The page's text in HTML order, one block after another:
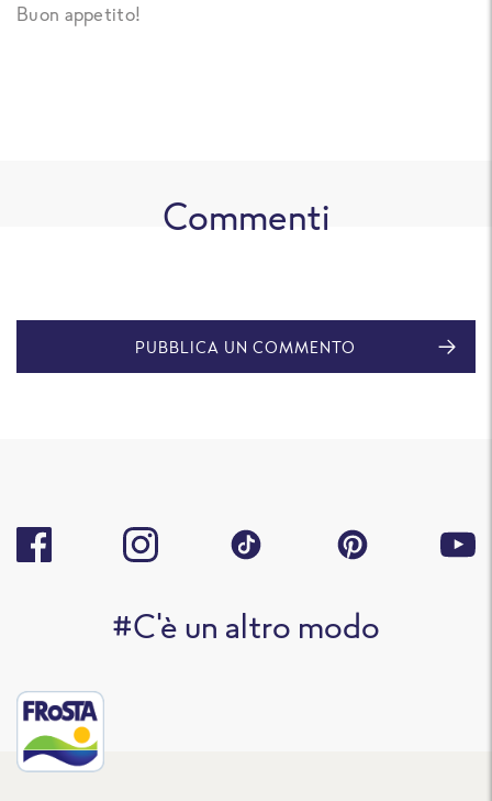
Buon appetito!
Commenti
PUBBLICA UN COMMENTO
#C'è un altro modo